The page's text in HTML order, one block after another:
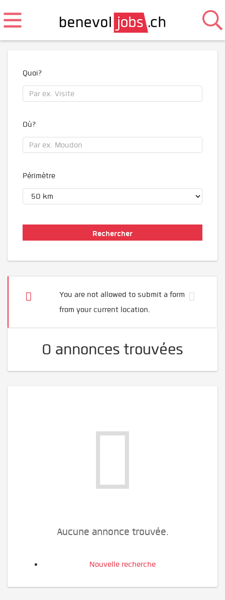
Quoi?
Où?
Périmètre
You are not allowed to submit a form
from your current location.
0 annonces trouvées
Aucune annonce trouvée.
Nouvelle recherche